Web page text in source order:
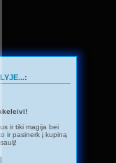
ir tiki magija bei
ir pasinerk į kupiną